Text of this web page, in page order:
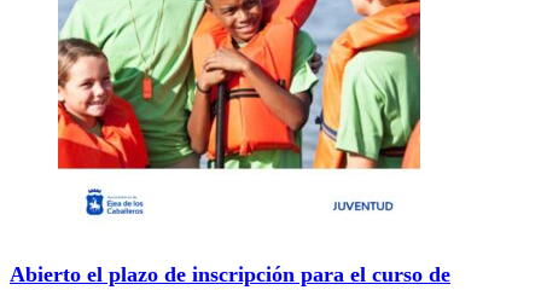
Abierto el plazo de inscripción para el curso de